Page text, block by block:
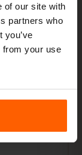
of our site with
partners who
you’ve
from your use
a sdílení